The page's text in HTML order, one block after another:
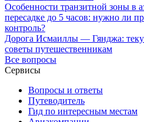
Особенности транзитной зоны в
пересадке до 5 часов: нужно ли
контроль?
Дорога Исмаиллы — Гянджа:
советы путешественникам
Все вопросы
Сервисы
Вопросы и ответы
Путеводитель
Гид по интересным местам